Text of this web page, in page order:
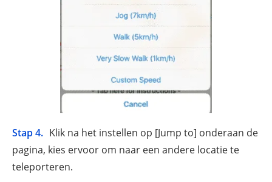
Stap 4. Klik na het instellen op [Jump to] onderaan de
pagina, kies ervoor om naar een andere locatie te
teleporteren.